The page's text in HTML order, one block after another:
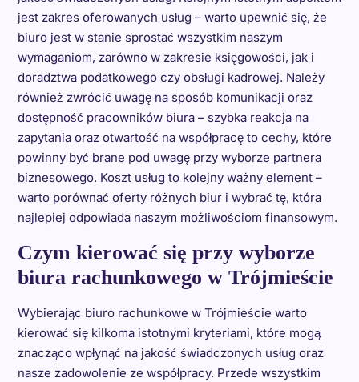
jest zakres oferowanych usług – warto upewnić się, że
biuro jest w stanie sprostać wszystkim naszym
wymaganiom, zarówno w zakresie księgowości, jak i
doradztwa podatkowego czy obsługi kadrowej. Należy
również zwrócić uwagę na sposób komunikacji oraz
dostępność pracowników biura – szybka reakcja na
zapytania oraz otwartość na współpracę to cechy, które
powinny być brane pod uwagę przy wyborze partnera
biznesowego. Koszt usług to kolejny ważny element –
warto porównać oferty różnych biur i wybrać tę, która
najlepiej odpowiada naszym możliwościom finansowym.
Czym kierować się przy wyborze
biura rachunkowego w Trójmieście
Wybierając biuro rachunkowe w Trójmieście warto
kierować się kilkoma istotnymi kryteriami, które mogą
znacząco wpłynąć na jakość świadczonych usług oraz
nasze zadowolenie ze współpracy. Przede wszystkim